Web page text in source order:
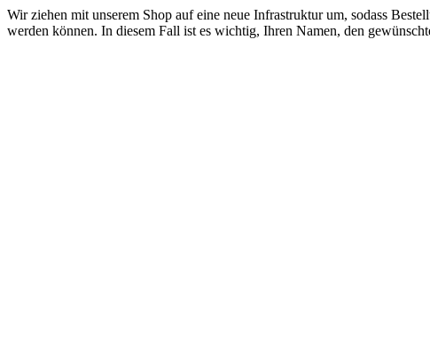
Wir ziehen mit unserem Shop auf eine neue Infrastruktur um, sodass
werden können. In diesem Fall ist es wichtig, Ihren Namen, den